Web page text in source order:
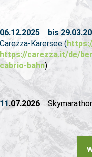
06.12.2025 bis
Carezza-Karersee (
https://carezza.it/de/
cabrio-bahn)
11.07.2026